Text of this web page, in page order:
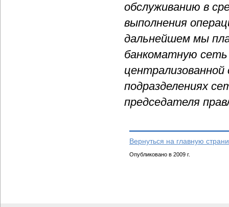
обслуживанию в
выполнения
дальнейшем мы
банкоматную сеть
подразделениях
председателя
Вернуться на главную
Опубликовано в 2009 г.